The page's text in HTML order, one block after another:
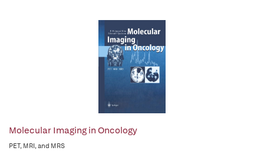
Molecular Imaging in Oncology
PET, MRI, and MRS